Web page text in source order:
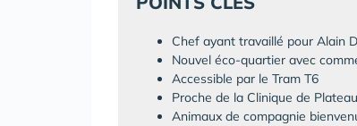
Chef ayant travaillé pour Alain
Nouvel éco-quartier avec
Accessible par le Tram T6
Proche de la Clinique de Plateau
Animaux de compagnie